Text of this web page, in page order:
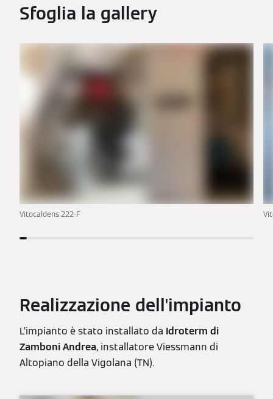
Sfoglia la gallery
Vitocaldens 222-F
Realizzazione dell'impianto
L’impianto è stato installato da Idroterm di
Zamboni Andrea, installatore Viessmann di
Altopiano della Vigolana (TN).